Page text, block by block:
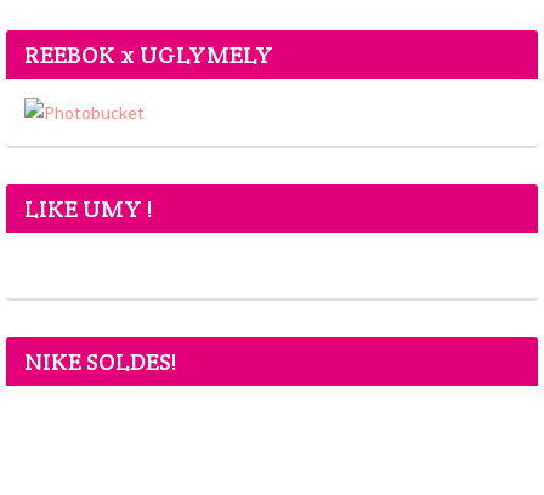
REEBOK x UGLYMELY
LIKE UMY !
NIKE SOLDES!